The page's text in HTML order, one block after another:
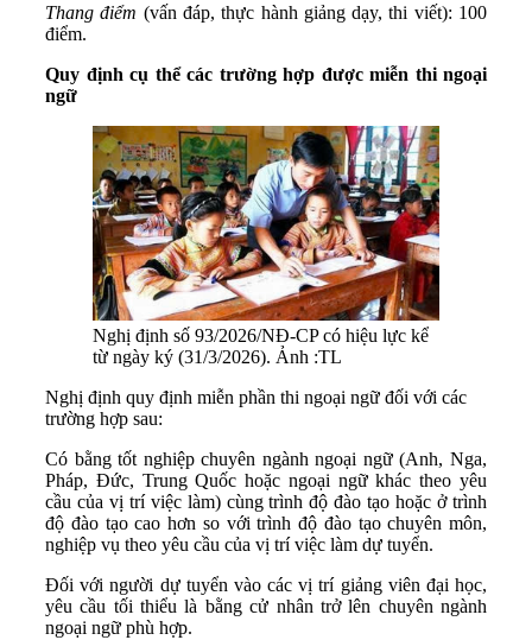
Thang điểm (vấn đáp, thực hành giảng dạy, thi viết): 100
điểm.
Quy định cụ thể các trường hợp được miễn thi ngoại
ngữ
Nghị định số 93/2026/NĐ-CP có hiệu lực kể
từ ngày ký (31/3/2026). Ảnh :TL
Nghị định quy định miễn phần thi ngoại ngữ đối với các
trường hợp sau:
Có bằng tốt nghiệp chuyên ngành ngoại ngữ (Anh, Nga,
Pháp, Đức, Trung Quốc hoặc ngoại ngữ khác theo yêu
cầu của vị trí việc làm) cùng trình độ đào tạo hoặc ở trình
độ đào tạo cao hơn so với trình độ đào tạo chuyên môn,
nghiệp vụ theo yêu cầu của vị trí việc làm dự tuyển.
Đối với người dự tuyển vào các vị trí giảng viên đại học,
yêu cầu tối thiểu là bằng cử nhân trở lên chuyên ngành
ngoại ngữ phù hợp.